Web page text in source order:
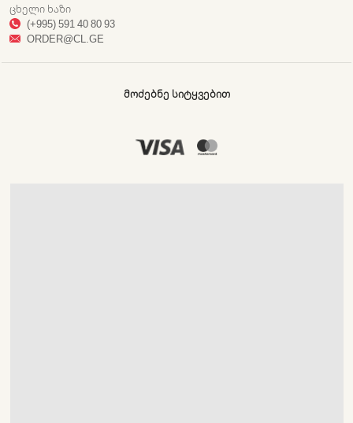
ᲪᲮᲔᲚᲘ ᲮᲐᲖᲘ
(+995) 591 40 80 93
ORDER@CL.GE
ᲛᲝᲫᲔᲑᲜᲔ ᲡᲘᲢᲧᲕᲔᲑᲘᲗ